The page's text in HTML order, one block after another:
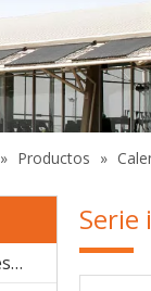
» Productos »
Accesorios para calentadores solares de agua
Serie